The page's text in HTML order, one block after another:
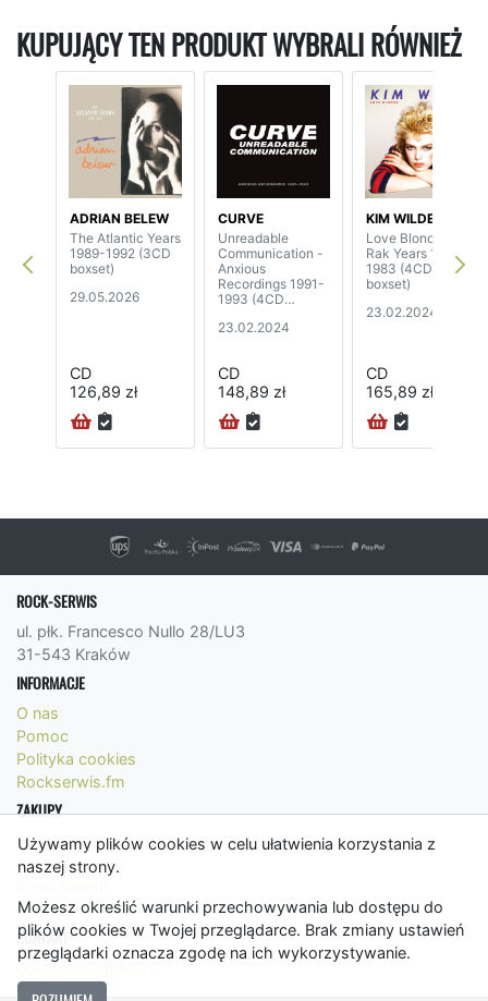
Używamy plików cookies w celu ułatwienia korzystania z
naszej strony.
Możesz określić warunki przechowywania lub dostępu do
plików cookies w Twojej przeglądarce. Brak zmiany ustawień
przeglądarki oznacza zgodę na ich wykorzystywanie.
KUPUJĄCY TEN PRODUKT WYBRALI RÓWNIEŻ
ADRIAN BELEW
The Atlantic Years
1989-1992 (3CD
boxset)
29.05.2026
CD
126,89 zł
CURVE
Unreadable
Communication -
Anxious
Recordings 1991-
1993 (4CD
23.02.2024
CD
148,89 zł
KIM WILDE
Love Blonde: The
Rak Years 1981-
1983 (4CD
boxset)
23.02.2024
CD
165,89 zł
ROCK-SERWIS
ul. płk. Francesco Nullo 28/LU3
31-543 Kraków
INFORMACJE
O nas
Pomoc
Polityka cookies
Rockserwis.fm
ZAKUPY
Formy płatności
Koszty wysyłki
Regulamin
KONTAKT
bok@rockserwis.pl